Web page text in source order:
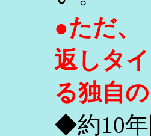
●ただ、
返しタ
る独自
◆約10年